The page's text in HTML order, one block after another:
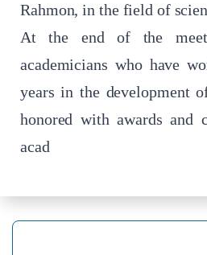
Rahmon, in the field of
At the end of the
academicians who have
years in the development
honored with awards and
acad